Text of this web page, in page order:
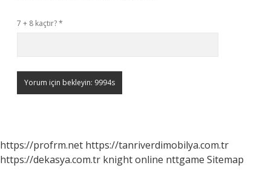
7 + 8 kaçtır?*
https://profrm.net https://tanriverdimobilya.com.tr
https://dekasya.com.tr knight online nttgame Sitemap